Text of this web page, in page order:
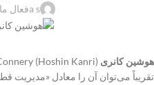
a sفعال مارس
هوشین کانری
تقریباً می‌توان آن را معادل «مدیریت